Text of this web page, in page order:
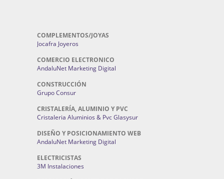
COMPLEMENTOS/JOYAS
Jocafra Joyeros
COMERCIO ELECTRONICO
AndaluNet Marketing Digital
CONSTRUCCIÓN
Grupo Consur
CRISTALERÍA, ALUMINIO Y PVC
Cristaleria Aluminios & Pvc Glasysur
DISEÑO Y POSICIONAMIENTO WEB
AndaluNet Marketing Digital
ELECTRICISTAS
3M Instalaciones